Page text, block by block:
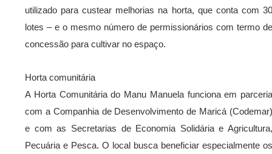
utilizado para custear melhorias na horta, que conta com 30
lotes – e o mesmo número de permissionários com termo de
concessão para cultivar no espaço.
Horta comunitária
A Horta Comunitária do Manu Manuela funciona em parceria
com a Companhia de Desenvolvimento de Maricá (Codemar)
e com as Secretarias de Economia Solidária e Agricultura,
Pecuária e Pesca. O local busca beneficiar especialmente os